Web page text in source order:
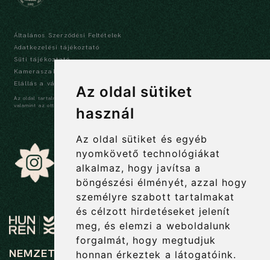
Az oldal sütiket
használ
Az oldal sütiket és egyéb
nyomkövető technológiákat
alkalmaz, hogy javítsa a
böngészési élményét, azzal hogy
személyre szabott tartalmakat
és célzott hirdetéseket jelenít
meg, és elemzi a weboldalunk
forgalmát, hogy megtudjuk
honnan érkeztek a látogatóink.
Általános Szerződési Feltételek
Adatkezelési tájékoztató
Süti tájékoztató
Kameraszabályzat és tájékoztató
Elállás a vásárlástól
Az oldal tartalma szerzői jogi védelem alatt áll, a tartalmak idézése során a forrás,
valamint az ott megjelölt szerző megnevezése kötelező -
NEMZETI BOTANIKUS KERT